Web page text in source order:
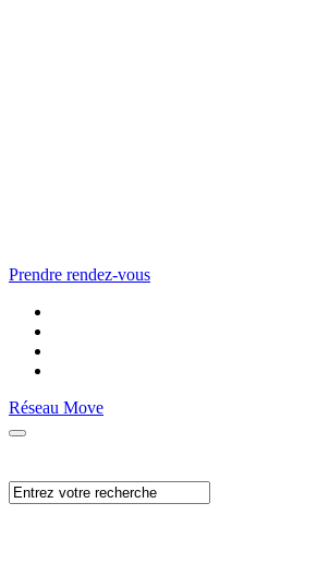
Prendre rendez-vous
Réseau Move